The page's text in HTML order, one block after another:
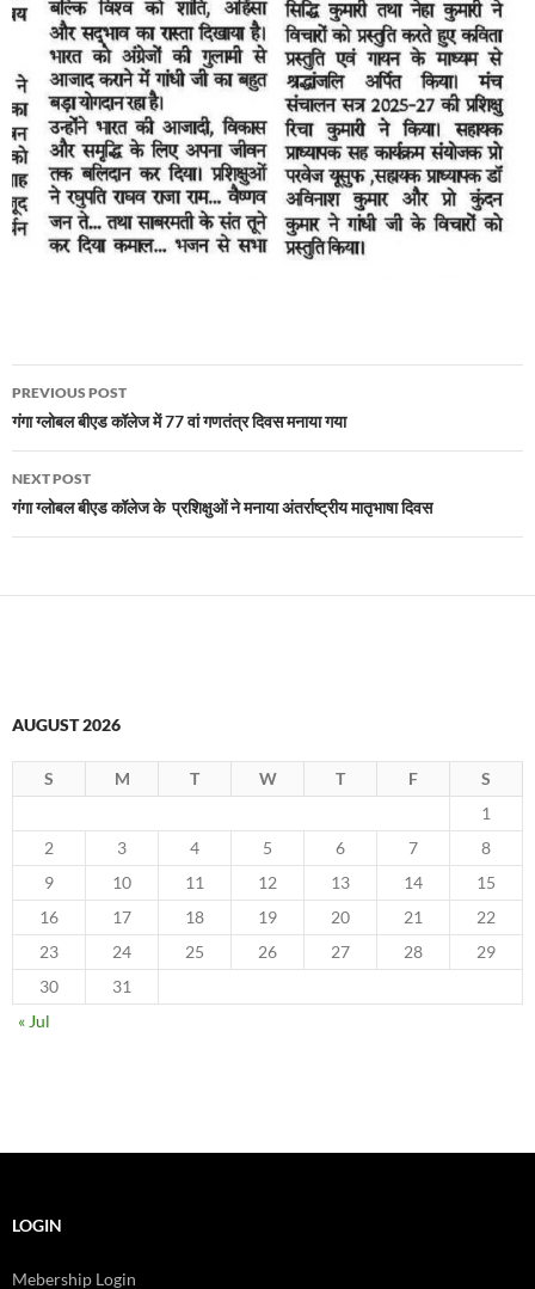
Post
navigation
PREVIOUS POST
गंगा ग्लोबल बीएड कॉलेज में 77 वां गणतंत्र दिवस मनाया गया
NEXT POST
गंगा ग्लोबल बीएड कॉलेज के प्रशिक्षुओं ने मनाया अंतर्राष्ट्रीय मातृभाषा दिवस
AUGUST 2026
S M T W T F
S
1
2
3 4 5 6 7
8
9
10 11 12 13 14
15
16
17 18 19 20 21
22
23
24 25 26 27 28
29
30
31
« Jul
LOGIN
Mebership Login